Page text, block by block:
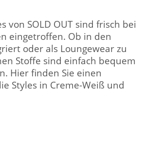
von SOLD OUT sind frisch bei
eingetroffen. Ob in den
oder als Loungewear zu
Stoffe sind einfach bequem
Hier finden Sie einen
Styles in Creme-Weiß und